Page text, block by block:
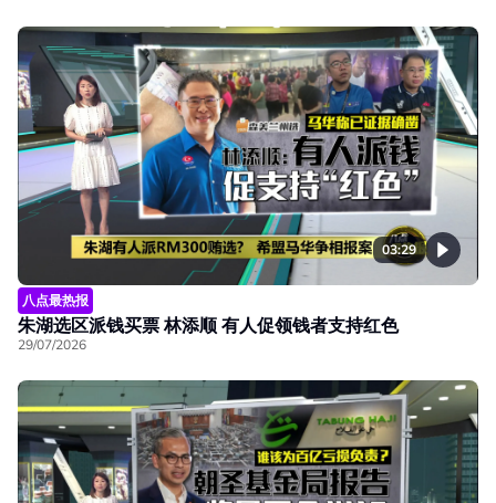
03:29
八点最热报
朱湖选区派钱买票 林添顺 有人促领钱者支持红色
29/07/2026